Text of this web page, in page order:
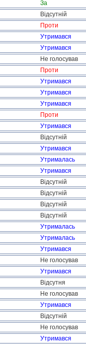
За
Відсутній
Проти
Утримався
Утримався
Не голосував
Проти
Утримався
Утримався
Утримався
Проти
Утримався
Відсутній
Утримався
Утрималась
Утримався
Відсутній
Відсутній
Відсутній
Відсутній
Утрималась
Утрималась
Утримався
Не голосував
Утримався
Відсутня
Не голосував
Утримався
Відсутній
Не голосував
Утримався